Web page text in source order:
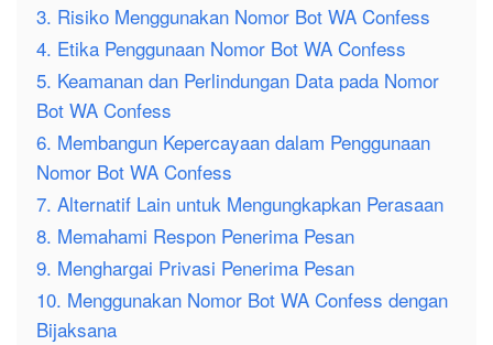
3. Risiko Menggunakan Nomor Bot WA Confess
4. Etika Penggunaan Nomor Bot WA Confess
5. Keamanan dan Perlindungan Data pada Nomor
Bot WA Confess
6. Membangun Kepercayaan dalam Penggunaan
Nomor Bot WA Confess
7. Alternatif Lain untuk Mengungkapkan Perasaan
8. Memahami Respon Penerima Pesan
9. Menghargai Privasi Penerima Pesan
10. Menggunakan Nomor Bot WA Confess dengan
Bijaksana